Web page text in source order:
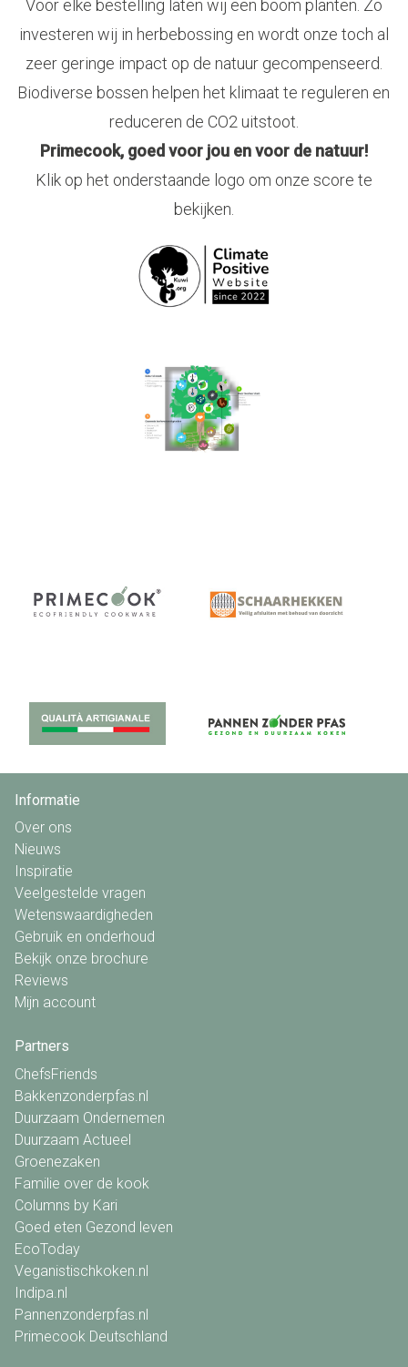
Voor elke bestelling laten wij een boom planten. Zo
investeren wij in herbebossing en wordt onze toch al
zeer geringe impact op de natuur gecompenseerd.
Biodiverse bossen helpen het klimaat te reguleren en
reduceren de CO2 uitstoot.
Primecook, goed voor jou en voor de natuur!
Klik op het onderstaande logo om onze score te
bekijken.
Informatie
Over ons
Nieuws
Inspiratie
Veelgestelde vragen
Wetenswaardigheden
Gebruik en onderhoud
Bekijk onze brochure
Reviews
Mijn account
Partners
ChefsFriends
Bakkenzonderpfas.nl
Duurzaam Ondernemen
Duurzaam Actueel
Groenezaken
Familie over de kook
Columns by Kari
Goed eten Gezond leven
EcoToday
Veganistischkoken.nl
Indipa.nl
Pannenzonderpfas.nl
Primecook Deutschland